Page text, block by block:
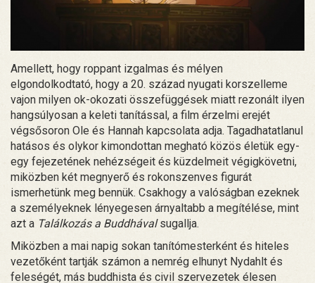
Amellett, hogy roppant izgalmas és mélyen
elgondolkodtató, hogy a 20. század nyugati korszelleme
vajon milyen ok-okozati összefüggések miatt rezonált ilyen
hangsúlyosan a keleti tanítással, a film érzelmi erejét
végsősoron Ole és Hannah kapcsolata adja. Tagadhatatlanul
hatásos és olykor kimondottan megható közös életük egy-
egy fejezetének nehézségeit és küzdelmeit végigkövetni,
miközben két megnyerő és rokonszenves figurát
ismerhetünk meg bennük. Csakhogy a valóságban ezeknek
a személyeknek lényegesen árnyaltabb a megítélése, mint
azt a Találkozás a Buddhávalsugallja.
Miközben a mai napig sokan tanítómesterként és hiteles
vezetőként tartják számon a nemrég elhunyt Nydahlt és
feleségét, más buddhista és civil szervezetek élesen